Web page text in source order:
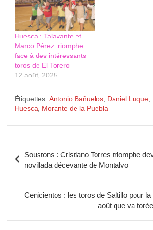
Huesca : Talavante et
Marco Pérez triomphe
face à des intéressants
toros de El Torero
12 août, 2025
Étiquettes: Antonio Bañuelos, Daniel Luque,
Huesca, Morante de la Puebla
de
l’article
Soustons : Cristiano Torres triomphe
novillada décevante de Montalvo
Cenicientos : les toros de Saltillo pour la
août que va